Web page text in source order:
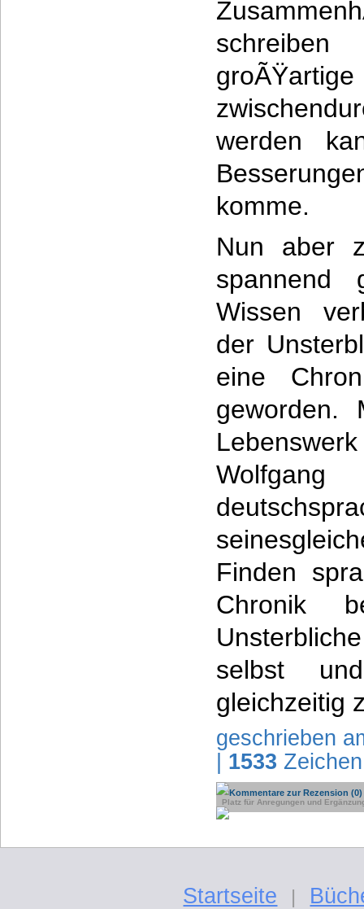
werden
komme.
Nun aber
spannend
Wissen
der
eine
geworden.
Finden
Chronik
selbst
gleichzeitig
geschrieben
1533 Zeichen
Kommentare zur Rezension (0)
Platz für Anregungen und
Startseite |